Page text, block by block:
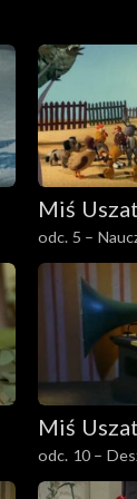
Miś
odc. 5 –
Miś
odc. 10 –